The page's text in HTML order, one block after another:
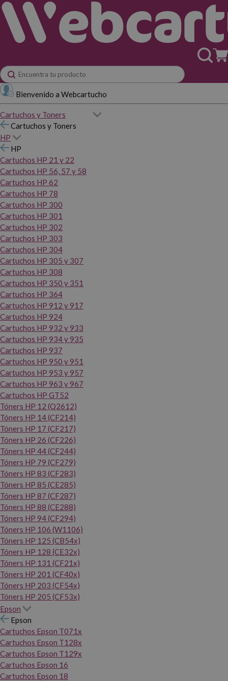
Bienvenido a Webcartucho
Cartuchos y Toners
Cartuchos y Toners
HP
HP
Cartuchos HP 21 y 22
Cartuchos HP 56, 57 y 58
Cartuchos HP 62
Cartuchos HP 78
Cartuchos HP 300
Cartuchos HP 301
Cartuchos HP 302
Cartuchos HP 303
Cartuchos HP 304
Cartuchos HP 305 y 307
Cartuchos HP 308
Cartuchos HP 350 y 351
Cartuchos HP 364
Cartuchos HP 912 y 917
Cartuchos HP 924
Cartuchos HP 932 y 933
Cartuchos HP 934 y 935
Cartuchos HP 937
Cartuchos HP 950 y 951
Cartuchos HP 953 y 957
Cartuchos HP 963 y 967
Cartuchos HP GT52
Tóners HP 12 (Q2612)
Tóners HP 14 (CF214)
Tóners HP 17 (CF217)
Tóners HP 26 (CF226)
Tóners HP 44 (CF244)
Tóners HP 79 (CF279)
Tóners HP 83 (CF283)
Tóners HP 85 (CE285)
Tóners HP 87 (CF287)
Tóners HP 88 (CE288)
Tóners HP 94 (CF294)
Tóners HP 106 (W1106)
Tóners HP 125 (CB54x)
Tóners HP 128 (CE32x)
Tóners HP 131 (CF21x)
Tóners HP 201 (CF40x)
Tóners HP 203 (CF54x)
Tóners HP 205 (CF53x)
Epson
Epson
Cartuchos Epson T071x
Cartuchos Epson T128x
Cartuchos Epson T129x
Cartuchos Epson 16
Cartuchos Epson 18